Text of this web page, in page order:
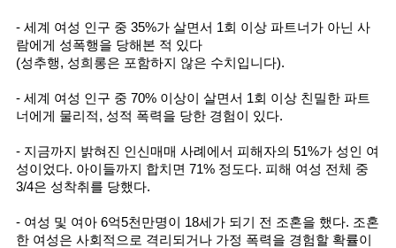
- 세계 여성 인구 중 35%가 살면서 1회 이상 파트너가 아닌 사
람에게 성폭행을 당해본 적 있다
(성추행, 성희롱은 포함하지 않은 수치입니다).
- 세계 여성 인구 중 70% 이상이 살면서 1회 이상 친밀한 파트
너에게 물리적, 성적 폭력을 당한 경험이 있다.
- 지금까지 밝혀진 인신매매 사례에서 피해자의 51%가 성인 여
성이었다. 아이들까지 합치면 71% 정도다. 피해 여성 전체 중
3/4은 성착취를 당했다.
- 여성 및 여아 6억5천만명이 18세가 되기 전 조혼을 했다. 조혼
한 여성은 사회적으로 격리되거나 가정 폭력을 경험할 확률이